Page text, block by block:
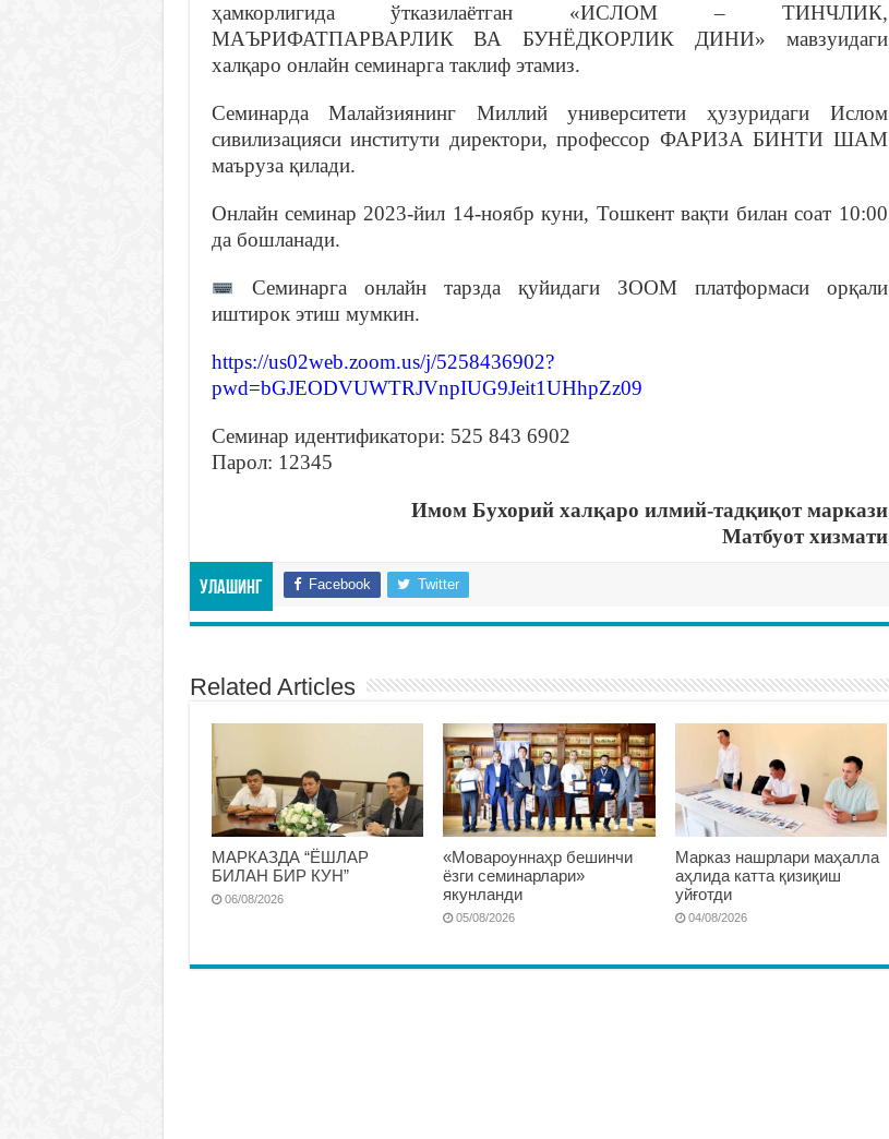
ҳамкорлигида ўтказилаётган «ИСЛОМ – ТИНЧЛИК,
МАЪРИФАТПАРВАРЛИК ВА БУНЁДКОРЛИК ДИНИ» мавзуидаги
халқаро онлайн семинарга таклиф этамиз.
Семинарда Малайзиянинг Миллий университети ҳузуридаги Ислом
сивилизацияси институти директори, профессор ФАРИЗА БИНТИ ШАМ
маъруза қилади.
Онлайн семинар 2023-йил 14-ноябр куни, Тошкент вақти билан соат 10:00
да бошланади.
Семинарга онлайн тарзда қуйидаги ЗООМ платформаси орқали
иштирок этиш мумкин.
https://us02web.zoom.us/j/5258436902?
pwd=bGJEODVUWTRJVnpIUG9Jeit1UHhpZz09
Семинар идентификатори: 525 843 6902
Парол: 12345
Имом Бухорий халқаро илмий-тадқиқот маркази
Матбуот хизмати
Улашинг Facebook Twitter
Related Articles
МАРКАЗДА “ЁШЛАР
БИЛАН БИР КУН”
06/08/2026
«Мовароуннаҳр бешинчи
ёзги семинарлари»
якунланди
05/08/2026
Марказ нашрлари маҳалла
аҳлида катта қизиқиш
уйғотди
04/08/2026